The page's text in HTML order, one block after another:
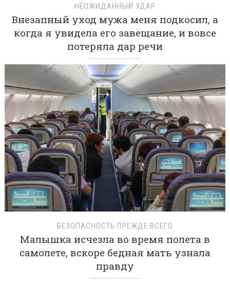
НЕОЖИДАННЫЙ УДАР
Внезапный уход мужа меня подкосил, а
когда я увидела его завещание, и вовсе
потеряла дар речи
БЕЗОПАСНОСТЬ ПРЕЖДЕ ВСЕГО
Малышка исчезла во время полета в
самолете, вскоре бедная мать узнала
правду